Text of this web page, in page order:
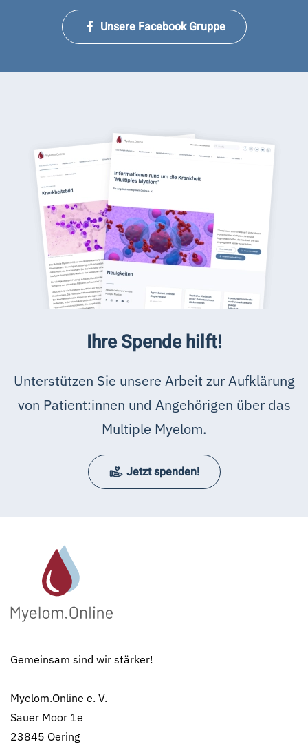
Unsere Facebook Gruppe
Ihre Spende hilft!
Unterstützen Sie unsere Arbeit zur Aufklärung
von Patient:innen und Angehörigen über das
Multiple Myelom.
Jetzt spenden!
Gemeinsam sind wir stärker!
Myelom.Online e. V.
Sauer Moor 1e
23845 Oering